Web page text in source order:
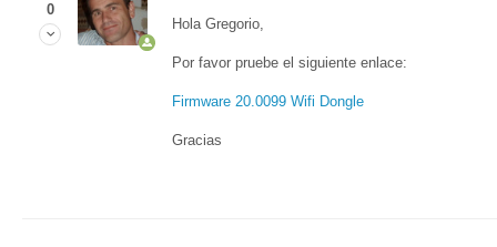
0
Hola Gregorio,
Por favor pruebe el siguiente enlace:
Firmware 20.0099 Wifi Dongle
Gracias